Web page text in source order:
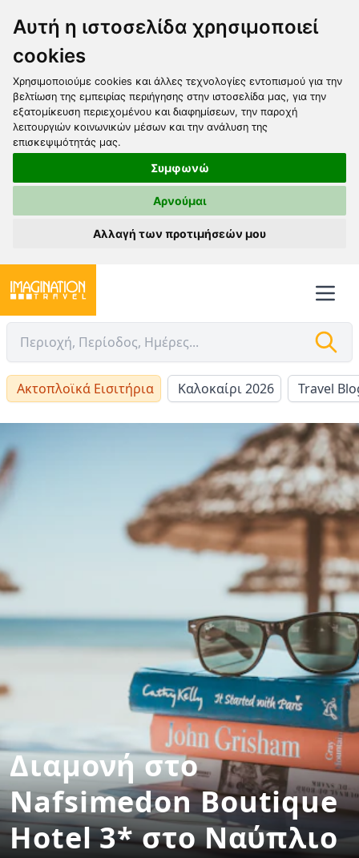
Αυτή η ιστοσελίδα χρησιμοποιεί
cookies
Χρησιμοποιούμε cookies και άλλες τεχνολογίες εντοπισμού για την
βελτίωση της εμπειρίας περιήγησης στην ιστοσελίδα μας, για την
εξατομίκευση περιεχομένου και διαφημίσεων, την παροχή
λειτουργιών κοινωνικών μέσων και την ανάλυση της
επισκεψιμότητάς μας.
Συμφωνώ
Αρνούμαι
Αλλαγή των προτιμήσεών μου
Ακτοπλοϊκά Εισιτήρια Καλοκαίρι 2026 Travel
Διαμονή στο
Nafsimedon Boutique
Hotel 3* στο Ναύπλιο